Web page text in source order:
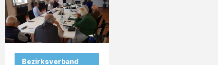
Bezirksverband